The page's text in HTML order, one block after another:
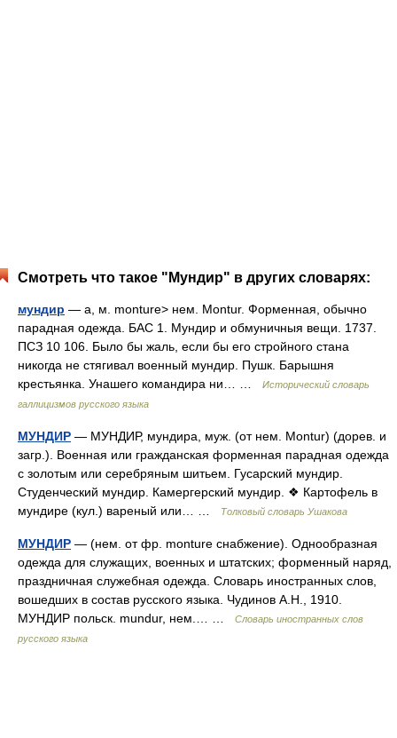
Смотреть что такое "Мундир" в других словарях:
мундир — а, м. monture> нем. Montur. Форменная, обычно
парадная одежда. БАС 1. Мундир и обмуничныя вещи. 1737.
ПСЗ 10 106. Было бы жаль, если бы его стройного стана
никогда не стягивал военный мундир. Пушк. Барышня
крестьянка. Унашего командира ни… …
Исторический словарь
галлицизмов русского языка
МУНДИР — МУНДИР, мундира, муж. (от нем. Montur) (дорев. и
загр.). Военная или гражданская форменная парадная одежда
с золотым или серебряным шитьем. Гусарский мундир.
Студенческий мундир. Камергерский мундир. ❖ Картофель в
мундире (кул.) вареный или… …
Толковый словарь Ушакова
МУНДИР — (нем. от фр. monture снабжение). Однообразная
одежда для служащих, военных и штатских; форменный наряд,
праздничная служебная одежда. Словарь иностранных слов,
вошедших в состав русского языка. Чудинов А.Н., 1910.
МУНДИР польск. mundur, нем.… …
Словарь иностранных слов
русского языка